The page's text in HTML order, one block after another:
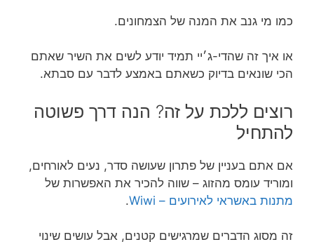
כמו מי גנב את המנה של הצמחונים.
או איך זה שהדי-ג׳יי תמיד יודע לשים את השיר שאתם
הכי שונאים בדיוק כשאתם באמצע לדבר עם סבתא.
רוצים ללכת על זה? הנה דרך פשוטה
להתחיל
אם אתם בעניין של פתרון שעושה סדר, נעים לאורחים,
ומוריד עומס מהזוג – שווה להכיר את האפשרות של
מתנות באשראי לאירועים – Wiwi
.
זה מסוג הדברים שמרגישים קטנים, אבל עושים שינוי